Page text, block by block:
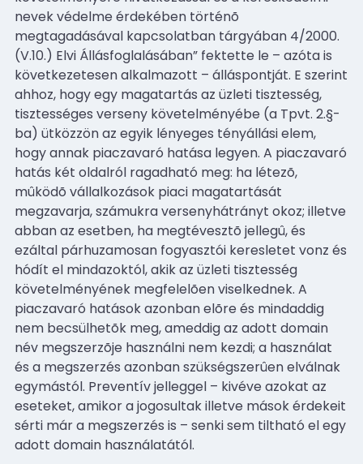
nevek védelme érdekében történõ
megtagadásával kapcsolatban tárgyában 4/2000.
(V.10.) Elvi Állásfoglalásában” fektette le – azóta is
következetesen alkalmazott – álláspontját. E szerint
ahhoz, hogy egy magatartás az üzleti tisztesség,
tisztességes verseny követelményébe (a Tpvt. 2.§-
ba) ütközzön az egyik lényeges tényállási elem,
hogy annak piaczavaró hatása legyen. A piaczavaró
hatás két oldalról ragadható meg: ha létezõ,
mûködõ vállalkozások piaci magatartását
megzavarja, számukra versenyhátrányt okoz; illetve
abban az esetben, ha megtévesztõ jellegû, és
ezáltal párhuzamosan fogyasztói keresletet vonz és
hódít el mindazoktól, akik az üzleti tisztesség
követelményének megfelelõen viselkednek. A
piaczavaró hatások azonban elõre és mindaddig
nem becsülhetõk meg, ameddig az adott domain
név megszerzõje használni nem kezdi; a használat
és a megszerzés azonban szükségszerûen elválnak
egymástól. Preventív jelleggel – kivéve azokat az
eseteket, amikor a jogosultak illetve mások érdekeit
sérti már a megszerzés is – senki sem tiltható el egy
adott domain használatától.